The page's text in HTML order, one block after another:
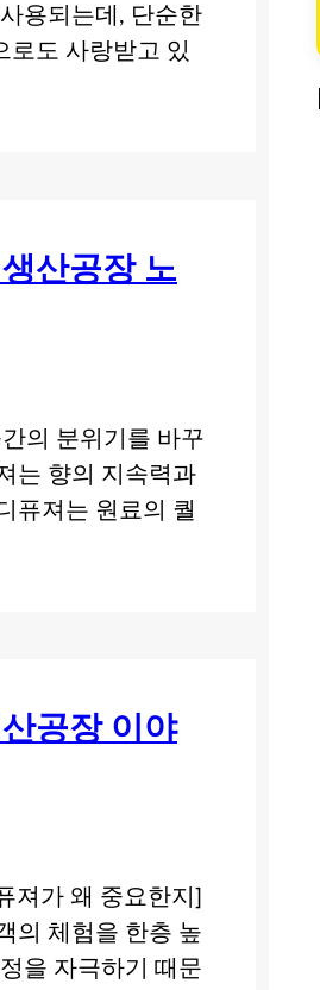
용되는데, 단순한
로도 사랑받고 있
산공장 노
의 분위기를 바꾸
는 향의 지속력과
퓨져는 원료의 퀄
공장 이야
져가 왜 중요한지]
의 체험을 한층 높
을 자극하기 때문